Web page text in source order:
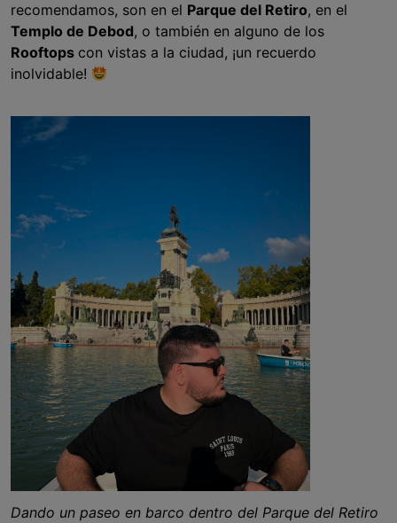
recomendamos, son en el Parque del Retiro, en el
Templo de Debod, o también en alguno de los
Rooftops con vistas a la ciudad, ¡un recuerdo
inolvidable!
Dando un paseo en barco dentro del Parque del Retiro